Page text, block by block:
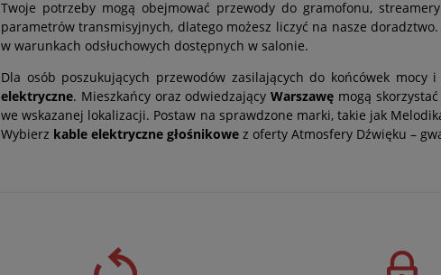
Twoje potrzeby mogą obejmować przewody do gramofonu,
parametrów transmisyjnych, dlatego możesz liczyć na nasze
w warunkach odsłuchowych dostępnych w salonie.
Dla osób poszukujących przewodów zasilających do końcówek mocy
elektryczne. Mieszkańcy oraz odwiedzającyWarszawę mogą
we wskazanej lokalizacji. Postaw na sprawdzone marki, takie jak
Wybierz kable elektryczne głośnikowe z oferty Atmosfery Dźwięku –